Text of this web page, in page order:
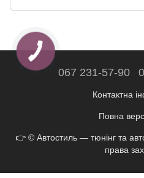
067 231-57-90
Контактна
Повна
👉 © Автостиль — тюнінг та
права